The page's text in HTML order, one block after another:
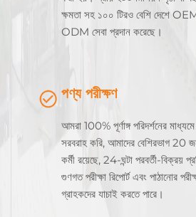
ক্ষমতা সহ ১০০ টিরও বেশি দেশে
ODM সেবা প্রদান করেছে।
পণ্য পরীক্ষণ
আমরা 100% পূর্ণাঙ্গ পরিদর্শনের
সরবরাহ করি, আমাদের বেশিরভাগ 20
কর্মী রয়েছে, 24-ঘন্টা পরবর্তী-বিক্রয়
গুণগত পরীক্ষা রিপোর্ট এবং পাঠানোর
গ্রাহকদের যাচাই করতে পারে।